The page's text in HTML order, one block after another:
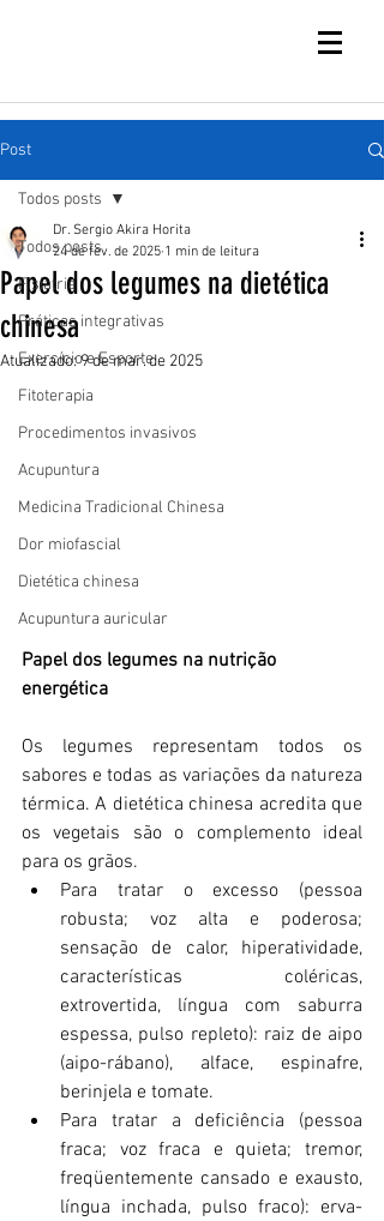
Post
Todos posts
Fisiatria
Práticas integrativas
Exercício e Esporte
Fitoterapia
Procedimentos invasivos
Acupuntura
Medicina Tradicional Chinesa
Dor miofascial
Dietética chinesa
Acupuntura auricular
Todos posts
Papel dos legumes na dietética
chinesa
Dr. Sergio Akira Horita
24 de fev. de 2025 1 min de leitura
Atualizado:9 de mar. de 2025
Papel dos legumes na nutrição
energética
Os legumes representam todos os
sabores e todas as variações da natureza
térmica. A dietética chinesa acredita que
os vegetais são o complemento ideal
para os grãos.
Para tratar o excesso (pessoa
robusta; voz alta e poderosa;
sensação de calor, hiperatividade,
características coléricas,
extrovertida, língua com saburra
espessa, pulso repleto): raiz de aipo
(aipo-rábano), alface, espinafre,
berinjela e tomate.
Para tratar a deficiência (pessoa
fraca; voz fraca e quieta; tremor,
freqüentemente cansado e exausto,
língua inchada, pulso fraco): erva-